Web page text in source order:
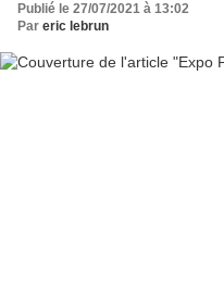
Publié le 27/07/2021 à 13:02
Par eric lebrun